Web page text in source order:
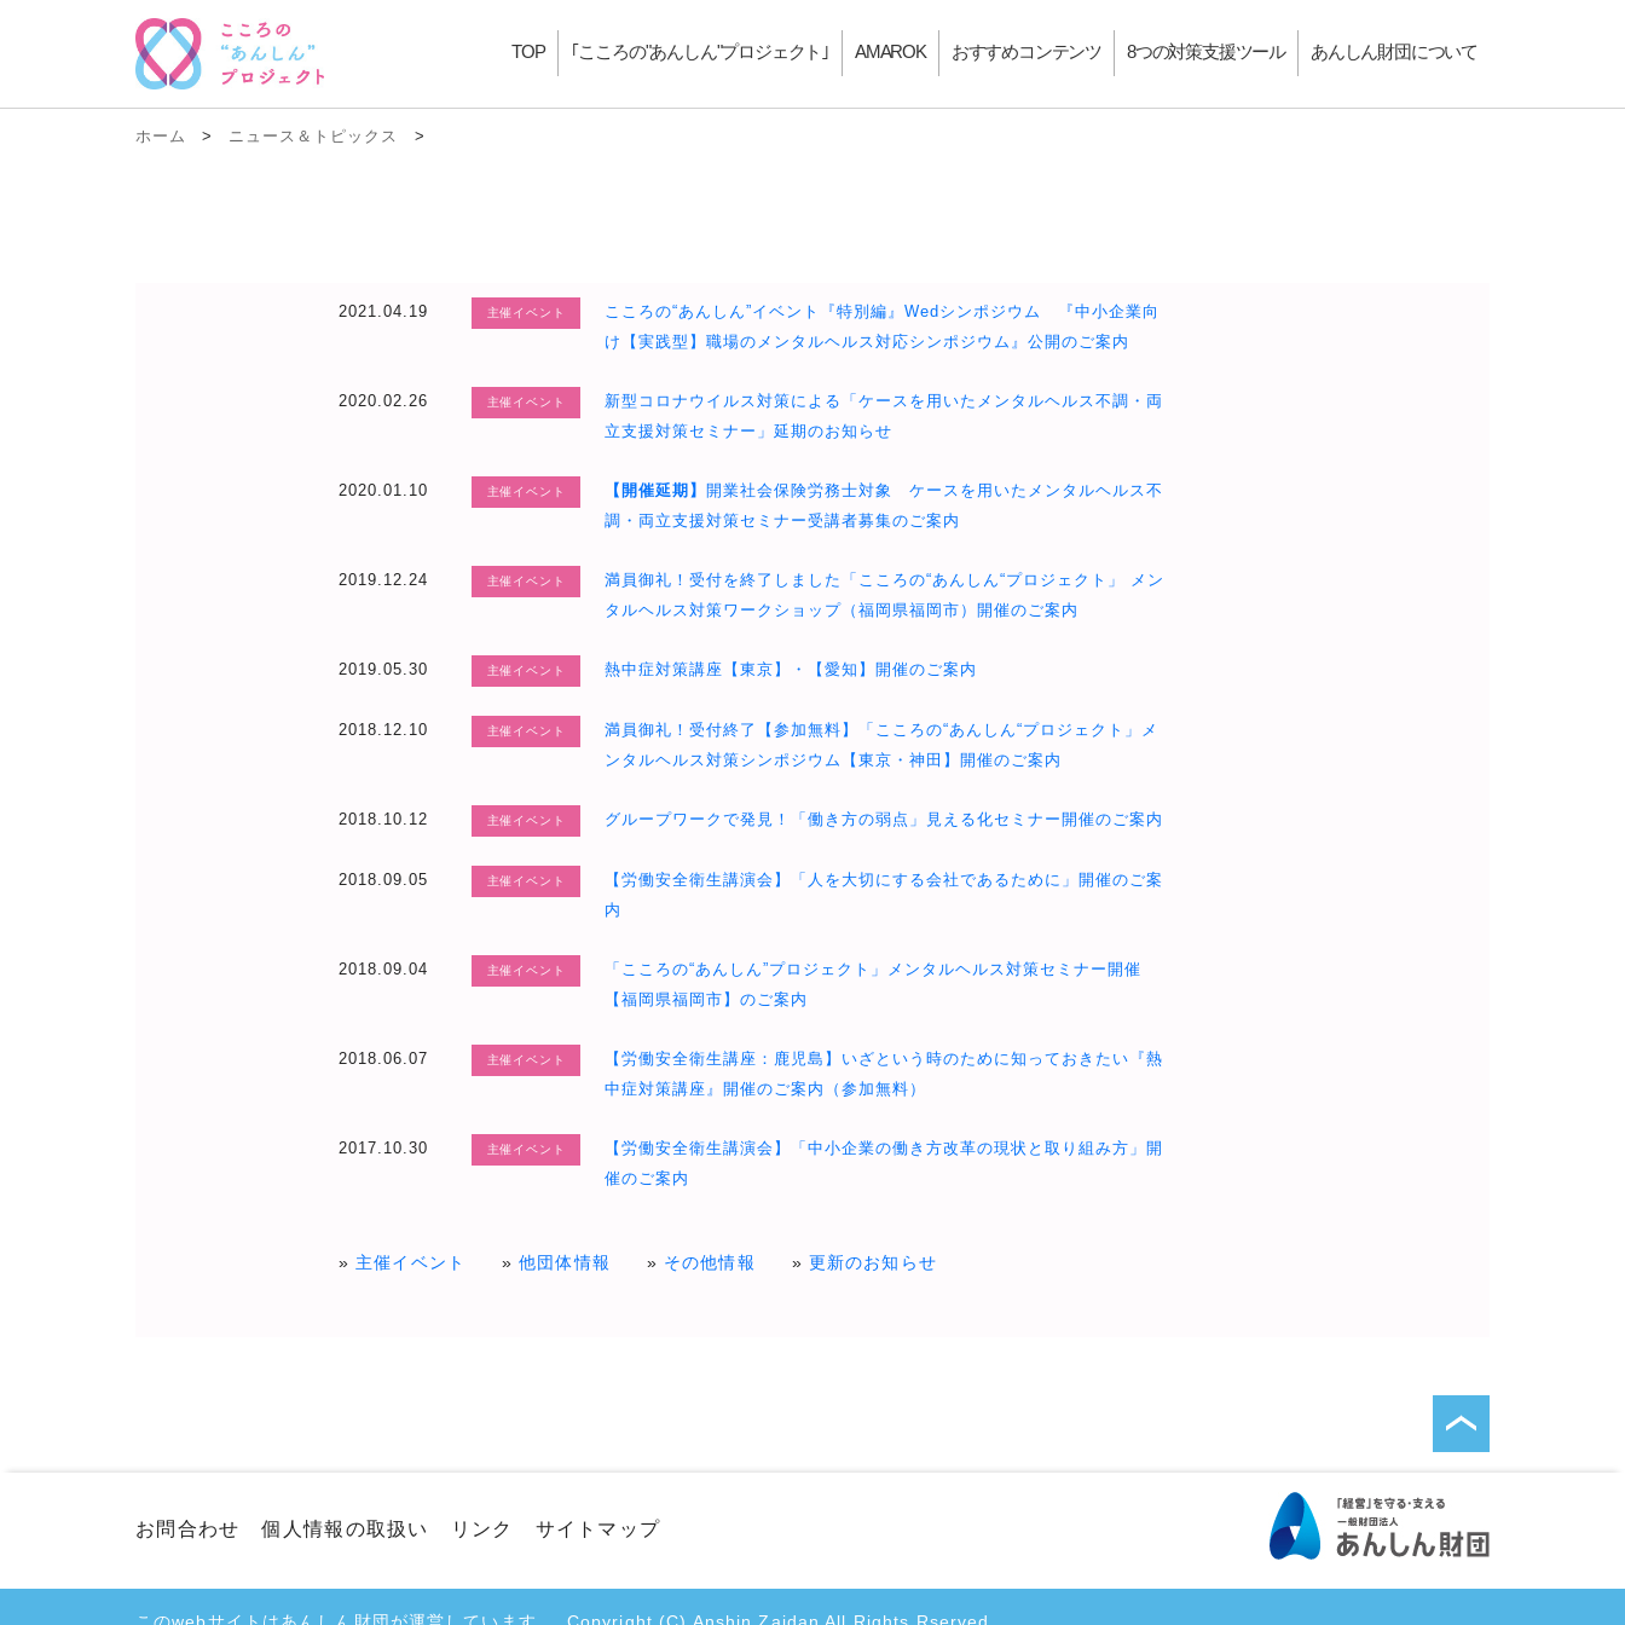
TOP ｢こころの"あんしん"プロジェクト｣ AMAROK おすすめコンテンツ 8つの対策支援ツール あんしん財団について
ホーム > ニュース＆トピックス >
2021.04.19 主催イベント
こころの“あんしん”イベント『特別編』Wedシンポジウム 『中小企業向
け【実践型】職場のメンタルヘルス対応シンポジウム』公開のご案内
2020.02.26 主催イベント
新型コロナウイルス対策による「ケースを用いたメンタルヘルス不調・両
立支援対策セミナー」延期のお知らせ
2020.01.10 主催イベント 【開催延期】 開業社会保険労務士対象 ケースを用いたメンタルヘルス不
調・両立支援対策セミナー受講者募集のご案内
2019.12.24 主催イベント
満員御礼！受付を終了しました「こころの“あんしん“プロジェクト」 メン
タルヘルス対策ワークショップ（福岡県福岡市）開催のご案内
2019.05.30 主催イベント 熱中症対策講座【東京】・【愛知】開催のご案内
2018.12.10 主催イベント
満員御礼！受付終了【参加無料】「こころの“あんしん“プロジェクト」メ
ンタルヘルス対策シンポジウム【東京・神田】開催のご案内
2018.10.12 主催イベント グループワークで発見！「働き方の弱点」見える化セミナー開催のご案内
2018.09.05 主催イベント
【労働安全衛生講演会】「人を大切にする会社であるために」開催のご案
内
2018.09.04 主催イベント
「こころの“あんしん”プロジェクト」メンタルヘルス対策セミナー開催
【福岡県福岡市】のご案内
2018.06.07 主催イベント
【労働安全衛生講座：鹿児島】いざという時のために知っておきたい『熱
中症対策講座』開催のご案内（参加無料）
2017.10.30 主催イベント
【労働安全衛生講演会】「中小企業の働き方改革の現状と取り組み方」開
催のご案内
主催イベント 他団体情報 その他情報 更新のお知らせ
お問合わせ 個人情報の取扱い リンク サイトマップ